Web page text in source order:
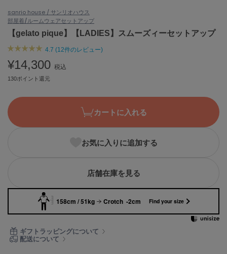
(124)
アンヌーク
ASICS
Ballelite
BANDOLIER
バンドリヤー
Calvin Klein
CELFORD
sanrio house / サンリオハウス
部屋着/ルームウェアセットアップ
【gelato pique】【LADIES】スムーズィーセットアップ
4.7 (12件のレビュー)
¥14,300 税込
130ポイント還元
カートに入れる
お気に入りに追加する
店舗在庫を見る
158cm / 51kg Crotch -2cm Find your size
ギフトラッピングについて
配送について